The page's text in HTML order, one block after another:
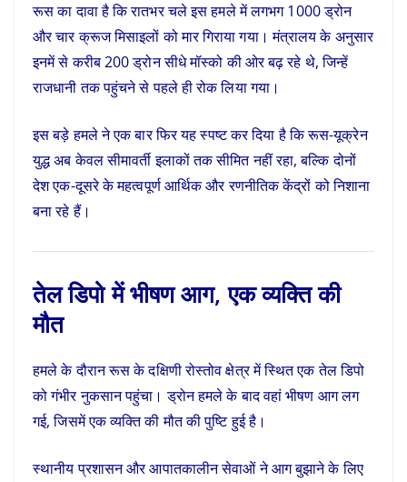
रूस का दावा है कि रातभर चले इस हमले में लगभग 1000 ड्रोन
और चार क्रूज मिसाइलों को मार गिराया गया। मंत्रालय के अनुसार
इनमें से करीब 200 ड्रोन सीधे मॉस्को की ओर बढ़ रहे थे, जिन्हें
राजधानी तक पहुंचने से पहले ही रोक लिया गया।
इस बड़े हमले ने एक बार फिर यह स्पष्ट कर दिया है कि रूस-यूक्रेन
युद्ध अब केवल सीमावर्ती इलाकों तक सीमित नहीं रहा, बल्कि दोनों
देश एक-दूसरे के महत्वपूर्ण आर्थिक और रणनीतिक केंद्रों को निशाना
बना रहे हैं।
तेल डिपो में भीषण आग, एक व्यक्ति की
मौत
हमले के दौरान रूस के दक्षिणी रोस्तोव क्षेत्र में स्थित एक तेल डिपो
को गंभीर नुकसान पहुंचा। ड्रोन हमले के बाद वहां भीषण आग लग
गई, जिसमें एक व्यक्ति की मौत की पुष्टि हुई है।
स्थानीय प्रशासन और आपातकालीन सेवाओं ने आग बुझाने के लिए